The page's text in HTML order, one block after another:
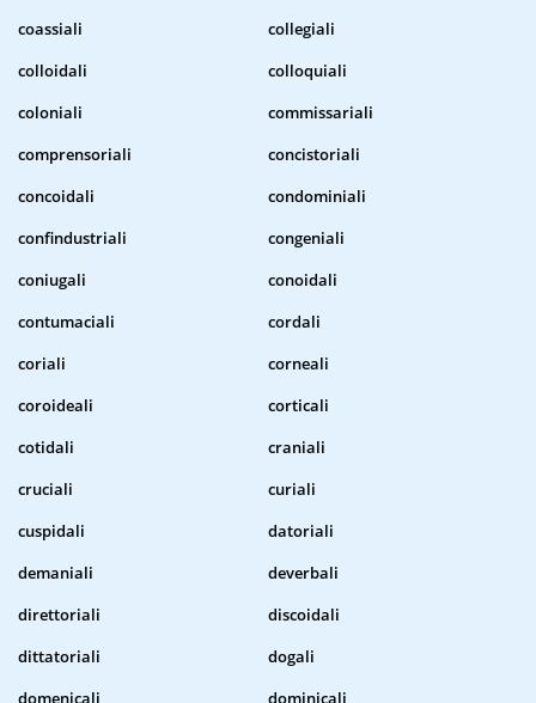
coassiali
collegiali
colloidali
colloquiali
coloniali
commissariali
comprensoriali
concistoriali
concoidali
condominiali
confindustriali
congeniali
coniugali
conoidali
contumaciali
cordali
coriali
corneali
coroideali
corticali
cotidali
craniali
cruciali
curiali
cuspidali
datoriali
demaniali
deverbali
direttoriali
discoidali
dittatoriali
dogali
domenicali
dominicali